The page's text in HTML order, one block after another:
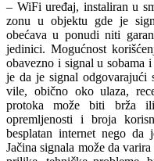
– WiFi uređaj, instaliran u
zonu u objektu gde je
obećava u ponudi niti
jedinici. Mogućnost
obavezno i signal u
je da je signal odgovarajući
vile, obično oko ulaza,
protoka može biti brža
opremljenosti i broja
besplatan internet nego da
Jačina signala može da